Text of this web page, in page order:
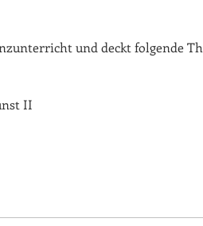
und deckt folgende
II